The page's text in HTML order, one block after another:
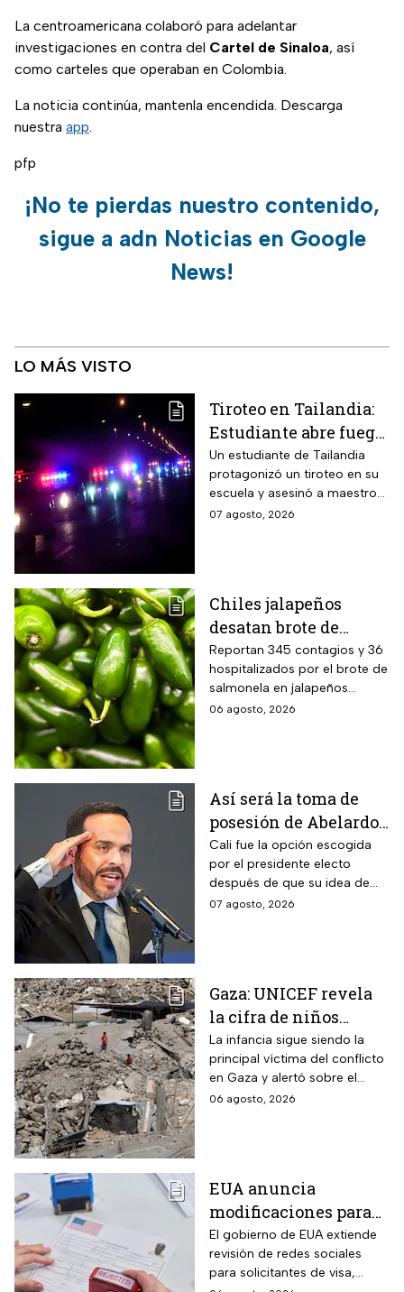
La centroamericana colaboró para adelantar
investigaciones en contra del Cartel de Sinaloa, así
como carteles que operaban en Colombia.
La noticia continúa, mantenla encendida. Descarga
nuestra app.
pfp
¡No te pierdas nuestro contenido,
sigue a adn Noticias en Google
News!
LO MÁS VISTO
Tiroteo en Tailandia:
Estudiante abre fuego
contra maestros y
alumnos; antes mató a
sus abuelos
Un estudiante de Tailandia
protagonizó un tiroteo en su
escuela y asesinó a maestros
y alumnos
07 agosto, 2026
Chiles jalapeños
desatan brote de
salmonella en 27
estados de EUA
Reportan 345 contagios y 36
hospitalizados por el brote de
salmonela en jalapeños
exportados desde México
06 agosto, 2026
Así será la toma de
posesión de Abelardo
De La Espriella en
Cali, Colombia: fecha,
hora y dónde ver
Cali fue la opción escogida
por el presidente electo
después de que su idea de
hacerlo en una guarnición
07 agosto, 2026
Gaza: UNICEF revela
la cifra de niños
muertos tras alto al
fuego
La infancia sigue siendo la
principal víctima del conflicto
en Gaza y alertó sobre el
aumento de menores
06 agosto, 2026
EUA anuncia
modificaciones para
el trámite de la visa:
mexicanos deberán
cumplir nueva
El gobierno de EUA extiende
revisión de redes sociales
para solicitantes de visa,